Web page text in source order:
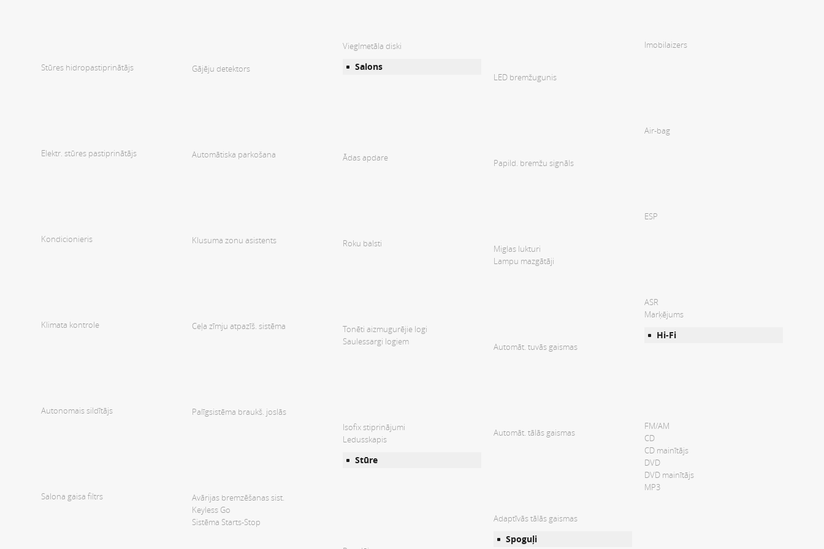
Stūres hidropastiprinātājs
Elektr. stūres pastiprinātājs
Kondicionieris
Klimata kontrole
Autonomais sildītājs
Salona gaisa filtrs
Gājēju detektors
Automātiska parkošana
Klusuma zonu asistents
Ceļa zīmju atpazīš. sistēma
Palīgsistēma braukš. joslās
Avārijas bremzēšanas sist.
Keyless Go
Sistēma Starts-Stop
Vieglmetāla diski
Salons
Ādas apdare
Roku balsti
Tonēti aizmugurējie logi
Saulessargi logiem
Isofix stiprinājumi
Ledusskapis
Stūre
LED bremžugunis
Papild. bremžu signāls
Miglas lukturi
Lampu mazgātāji
Automāt. tuvās gaismas
Automāt. tālās gaismas
Adaptīvās tālās gaismas
Spoguļi
Imobilaizers
Air-bag
ESP
ASR
Marķējums
Hi-Fi
FM/AM
CD
CD mainītājs
DVD
DVD mainītājs
MP3